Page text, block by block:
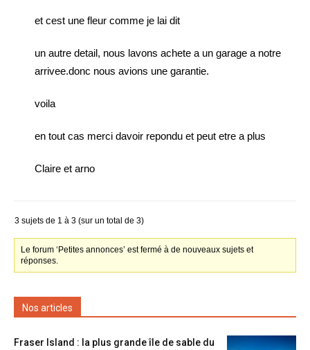
et cest une fleur comme je lai dit
un autre detail, nous lavons achete a un garage a notre
arrivee.donc nous avions une garantie.
voila
en tout cas merci davoir repondu et peut etre a plus
Claire et arno
3 sujets de 1 à 3 (sur un total de 3)
Le forum ‘Petites annonces’ est fermé à de nouveaux sujets et
réponses.
Nos articles
Fraser Island : la plus grande île de sable du